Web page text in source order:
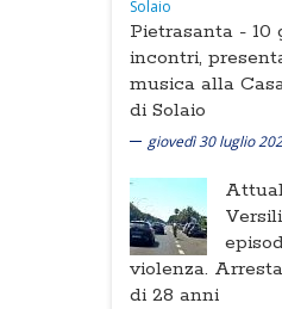
Pietrasanta - 10
incontri,
musica alla
di Solaio
giovedì 30 luglio
violenza.
di 28 anni